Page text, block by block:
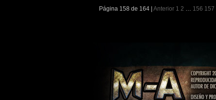
Página 158 de 164 | Anterior 1 2 … 156 157